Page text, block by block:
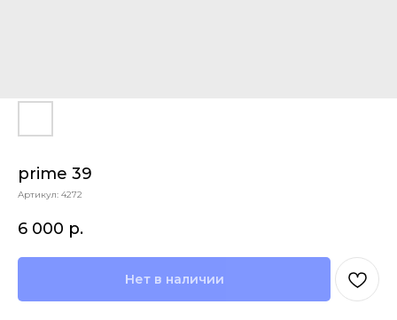
prime 39
Артикул: 4272
6 000 р.
Нет в наличии